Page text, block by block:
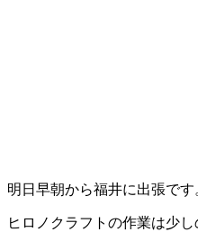
明日早朝から福井に出張です
ヒロノクラフトの作業は少